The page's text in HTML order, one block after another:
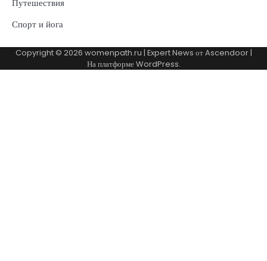
Путешествия
Спорт и йога
Copyright © 2026 womenpath.ru | Expert News отAscendoor|
На платформеWordPress.